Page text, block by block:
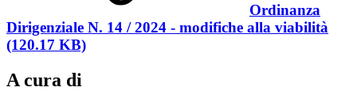
Ordinanza
Dirigenziale N. 14 / 2024 - modifiche alla viabilità
(120.17 KB)
A cura di